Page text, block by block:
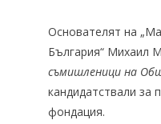
Основателят на
България“ Михаил
съмишленици на
кандидатствали за
фондация.